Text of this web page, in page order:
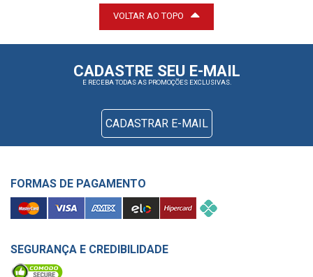
VOLTAR AO TOPO
CADASTRE SEU E-MAIL
E RECEBA TODAS AS PROMOÇÕES EXCLUSIVAS.
CADASTRAR E-MAIL
FORMAS DE PAGAMENTO
SEGURANÇA E CREDIBILIDADE